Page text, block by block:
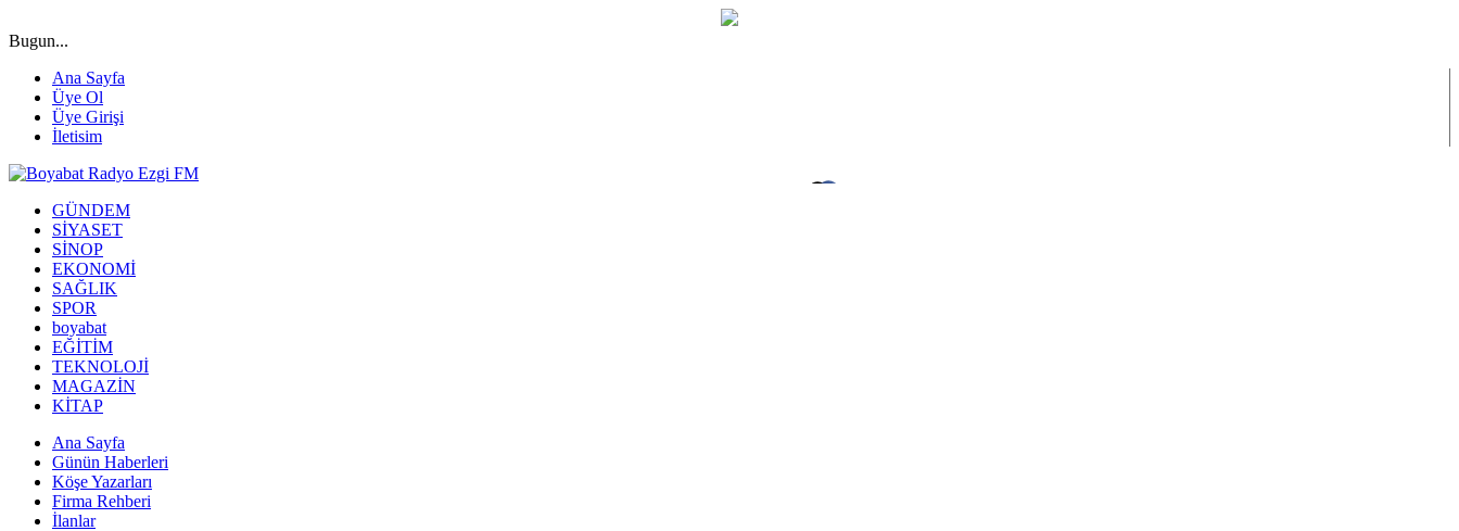
Bugun...
Ana Sayfa
Üye Ol
Üye Girişi
İletisim
GÜNDEM
SİYASET
SİNOP
EKONOMİ
SAĞLIK
SPOR
boyabat
EĞİTİM
TEKNOLOJİ
MAGAZİN
KİTAP
Ana Sayfa
Günün Haberleri
Köşe Yazarları
Firma Rehberi
İlanlar